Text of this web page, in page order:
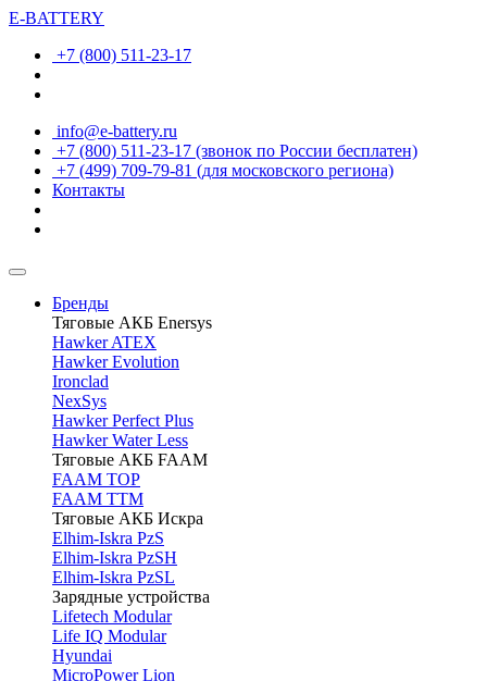
E-BATTERY
+7 (800) 511-23-17
info@e-battery.ru
+7 (800) 511-23-17 (звонок по России бесплатен)
+7 (499) 709-79-81 (для московского региона)
Контакты
Бренды
Тяговые АКБ Enersys
Hawker ATEX
Hawker Evolution
Ironclad
NexSys
Hawker Perfect Plus
Hawker Water Less
Тяговые АКБ FAAM
FAAM TOP
FAAM TTM
Тяговые АКБ Искра
Elhim-Iskra PzS
Elhim-Iskra PzSH
Elhim-Iskra PzSL
Зарядные устройства
Lifetech Modular
Life IQ Modular
Hyundai
MicroPower Lion